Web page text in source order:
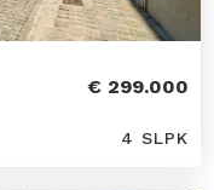
€ 299.000
4 SLPK